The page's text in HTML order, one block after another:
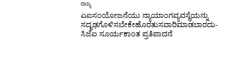
ರಾಜ್ಯ
ಎಐಸಂಯೋಜನೆಯು ನ್ಯಾಯಾಂಗವ್ಯವಸ್ಥೆಯನ್ನು
ಸದೃಢಗೊಳಿಸಬೇಕೇಹೊರತುಸವಾರಿಮಾಡಬಾರದು-
ಸಿಜೆಐ ಸೂರ್ಯಕಾಂತ ಪ್ರತಿಪಾದನೆ